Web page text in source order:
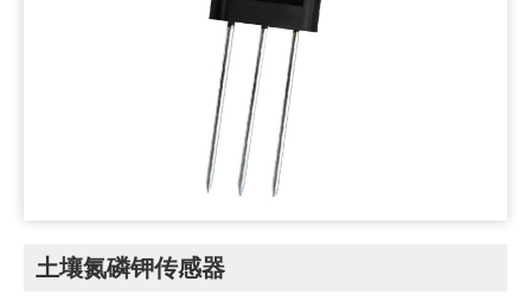
土壤氮磷钾传感器